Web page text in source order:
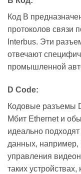
Код B
протоколов связи
Interbus. Эти
отвечают
промышленной
D Code:
Кодовые разъемы
Мбит Ethernet и
идеально
данных, например,
управления
таких